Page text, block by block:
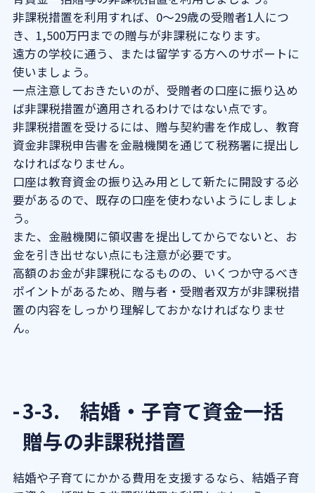
非課税措置を利用すれば、0～29歳の受贈者1人につ
き、1,500万円までの贈与が非課税になります。
遠方の学校に通う、または留学する方へのサポートに
使いましょう。
一点注意しておきたいのが、受贈者の口座に振り込め
ば非課税措置が適用されるわけではない点です。
非課税措置を受けるには、贈与契約書を作成し、教育
資金非課税申告書を金融機関を通じて税務署に提出し
なければなりません。
口座は教育資金の振り込み用として新たに開設する必
要があるので、既存の口座を使わないようにしましょ
う。
また、金融機関に領収書を提出してからでないと、お
金を引き出せない点にも注意が必要です。
高額のお金が非課税になるものの、いくつか守るべき
ポイントがあるため、贈与者・受贈者双方が非課税措
置の内容をしっかり理解しておかなければなりませ
ん。
3-3. 結婚・子育て資金一括
贈与の非課税措置
結婚や子育てにかかる費用を支援するなら、結婚子育